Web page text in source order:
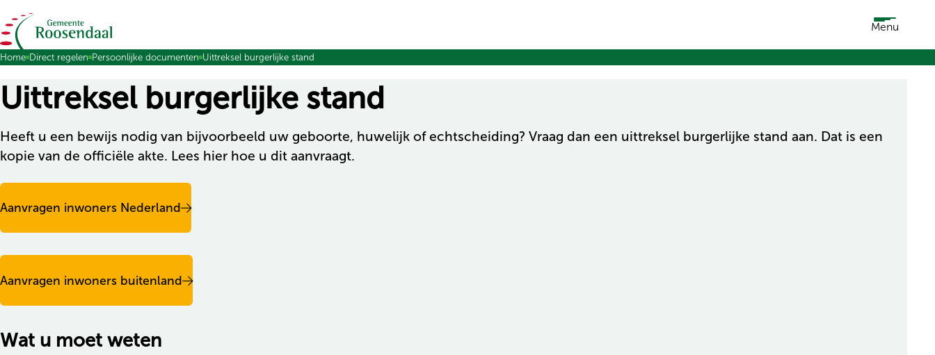
Ga naar de inhoud Menu
Home Direct regelen Persoonlijke documenten Uittreksel burgerlijke stand
Uittreksel burgerlijke stand
Heeft u een bewijs nodig van bijvoorbeeld uw geboorte, huwelijk of echtscheiding? Vraag dan een uittreksel burgerlijke stand aan. Dat is een
kopie van de officiële akte. Lees hier hoe u dit aanvraagt.
Aanvragen inwoners Nederland
Aanvragen inwoners buitenland
Wat u moet weten